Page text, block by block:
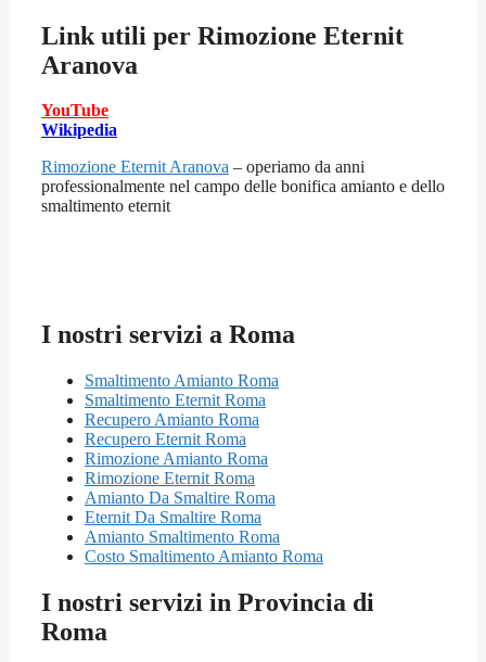
Link utili per Rimozione Eternit
Aranova
YouTube
Wikipedia
Rimozione Eternit Aranova – operiamo da anni
professionalmente nel campo delle bonifica amianto e dello
smaltimento eternit
I nostri servizi a Roma
Smaltimento Amianto Roma
Smaltimento Eternit Roma
Recupero Amianto Roma
Recupero Eternit Roma
Rimozione Amianto Roma
Rimozione Eternit Roma
Amianto Da Smaltire Roma
Eternit Da Smaltire Roma
Amianto Smaltimento Roma
Costo Smaltimento Amianto Roma
I nostri servizi in Provincia di
Roma